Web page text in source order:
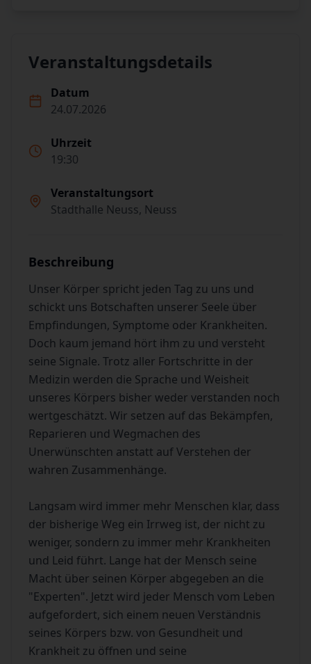
Veranstaltungsdetails
Datum
24.07.2026
Uhrzeit
19:30
Veranstaltungsort
Stadthalle Neuss, Neuss
Beschreibung
Unser Körper spricht jeden Tag zu uns und
schickt uns Botschaften unserer Seele über
Empfindungen, Symptome oder Krankheiten.
Doch kaum jemand hört ihm zu und versteht
seine Signale. Trotz aller Fortschritte in der
Medizin werden die Sprache und Weisheit
unseres Körpers bisher weder verstanden noch
wertgeschätzt. Wir setzen auf das Bekämpfen,
Reparieren und Wegmachen des
Unerwünschten anstatt auf Verstehen der
wahren Zusammenhänge.
Langsam wird immer mehr Menschen klar, dass
der bisherige Weg ein Irrweg ist, der nicht zu
weniger, sondern zu immer mehr Krankheiten
und Leid führt. Lange hat der Mensch seine
Macht über seinen Körper abgegeben an die
"Experten". Jetzt wird jeder Mensch vom Leben
aufgefordert, sich einem neuen Verständnis
seines Körpers bzw. von Gesundheit und
Krankheit zu öffnen und seine